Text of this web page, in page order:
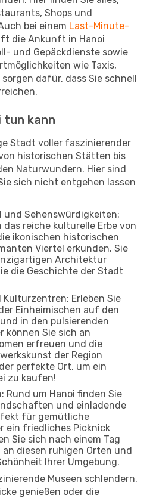
Shops und
bei einem Last-Minute-
die Ankunft in Hanoi
und Gepäckdienste sowie
wie Taxis,
dafür, dass Sie schnell
tun kann
Stadt voller faszinierender
historischen Stätten bis
Naturwundern. Hier sind
sich nicht entgehen lassen
und Sehenswürdigkeiten:
das reiche kulturelle Erbe von
ikonischen historischen
Viertel erkunden. Sie
Architektur
die Geschichte der Stadt
Kulturzentren: Erleben Sie
Einheimischen auf den
in den pulsierenden
können Sie sich an
erfreuen und die
der Region
perfekte Ort, um ein
zu kaufen!
um Hanoi finden Sie
und einladende
für gemütliche
ein friedliches Picknick
Sie sich nach einem Tag
diesen ruhigen Orten und
Ihrer Umgebung.
Museen schlendern,
genießen oder die